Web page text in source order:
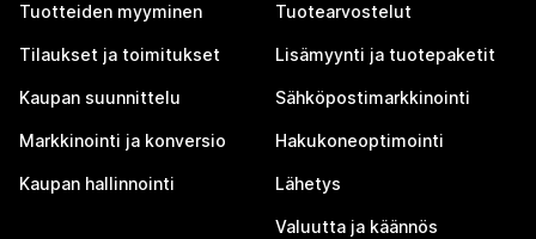
Tuotteiden myyminen
Tilaukset ja toimitukset
Kaupan suunnittelu
Markkinointi ja konversio
Kaupan hallinnointi
Tuotearvostelut
Lisämyynti ja tuotepaketit
Sähköpostimarkkinointi
Hakukoneoptimointi
Lähetys
Valuutta ja käännös